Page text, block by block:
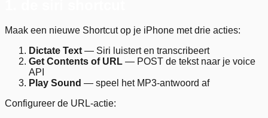
Maak een nieuwe Shortcut op je iPhone met drie acties:
Dictate Text— Siri luistert en transcribeert
Get Contents of URL — POST de tekst naar je voice
API
Play Sound — speel het MP3-antwoord af
Configureer de URL-actie: